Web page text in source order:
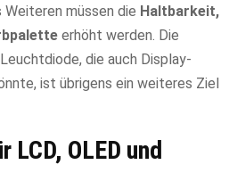
müssen die Haltbarkeit,
erhöht werden. Die
die auch Display-
ist übrigens ein weiteres Ziel
OLED und